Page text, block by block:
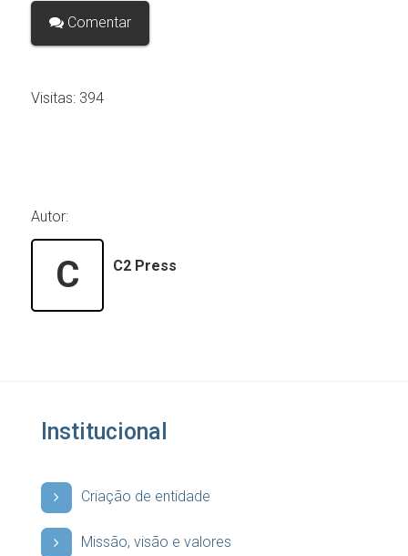
Comentar
Visitas:394
Autor:
C C2 Press
Institucional
Criação de entidade
Missão, visão e valores